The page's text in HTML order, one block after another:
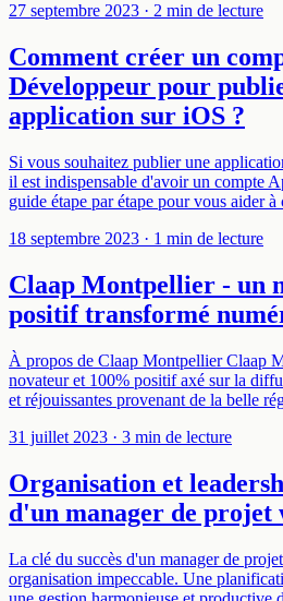
27 septembre 2023 · 2 min de lecture
Comment créer un
Développeur pour
application sur iOS ?
Si vous souhaitez publier une
il est indispensable d'avoir un compte
guide étape par étape pour vous aider
18 septembre 2023 · 1 min de lecture
Claap Montpellier - un
positif transformé
À propos de Claap Montpellier Claap
novateur et 100% positif axé sur la
et réjouissantes provenant de la belle
31 juillet 2023 · 3 min de lecture
Organisation et
d'un manager de projet
La clé du succès d'un manager de
organisation impeccable. Une